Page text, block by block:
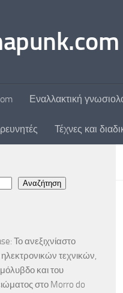
Εναλλακτική
Τέχνες και
Αναζήτηση
Το ανεξιχνίαστο
τεχνικών,
και του
στο Morro do